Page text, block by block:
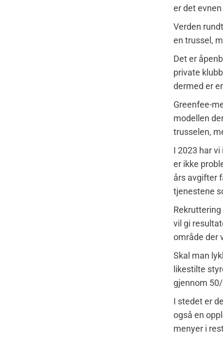
er det
Verden
en trussel,
Det er
private
dermed er
Greenfee-
modellen
trusselen,
I 2023 har
er ikke
års avgifter
tjenestene
vil gi
område der
Skal man
likestilte
gjennom
I stedet er
også en
menyer i